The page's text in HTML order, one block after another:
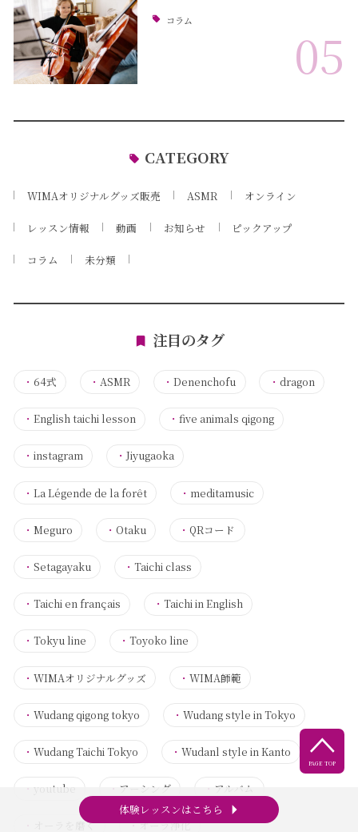
コラム
05
CATEGORY
WIMAオリジナルグッズ販売 ASMR オンライン
レッスン情報 動画 お知らせ ピックアップ
コラム 未分類
注目のタグ
・ 64式 ・ASMR ・Denenchofu ・ dragon
・ English taichi lesson ・five animals qigong
・ instagram ・Jiyugaoka
・ La Légende de la forêt ・ meditamusic
・ Meguro ・ Otaku ・QRコード
・ Setagayaku ・Taichi class
・ Taichi en français ・Taichi in English
・ Tokyu line ・Toyoko line
・ WIMAオリジナルグッズ ・WIMA師範
・ Wudang qigong tokyo ・Wudang style in Tokyo
・ Wudang Taichi Tokyo ・Wudanl style in Kanto
・ youtube ・ アーシング ・ アルバム
オーラを磨く ・オーラ浄化
体験レッスンはこちら arrow_right

PAGE TOP